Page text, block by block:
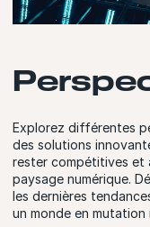
Explorez différentes
des solutions
rester compétitives et
paysage numérique.
les dernières
un monde en mutation